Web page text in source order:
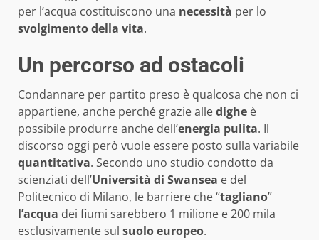
per l’acqua costituiscono una necessità per lo
svolgimentodella vita.
Un percorso ad ostacoli
Condannare per partito preso è qualcosa che non ci
appartiene, anche perché grazie alledighe è
possibile produrre anche dell’energia pulita. Il
discorso oggi però vuole essere posto sulla variabile
quantitativa. Secondo uno studio condotto da
scienziati dell’Università di Swansea e del
Politecnico di Milano, le barriere che “tagliano”
l’acqua dei fiumi sarebbero 1 milione e 200 mila
esclusivamente sul suoloeuropeo.